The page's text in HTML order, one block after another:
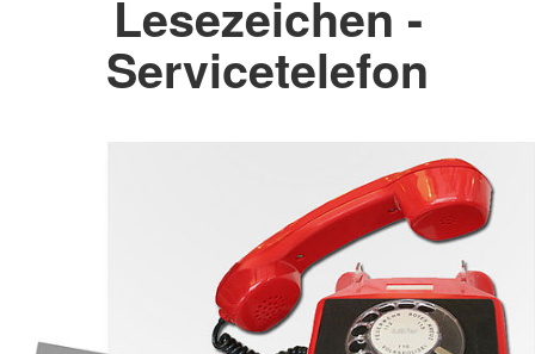
Lesezeichen -
Servicetelefon